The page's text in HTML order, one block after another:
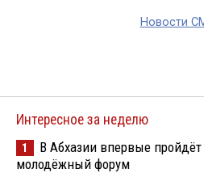
Новости
Интересное за неделю
1
В Абхазии впервые
молодёжный форум